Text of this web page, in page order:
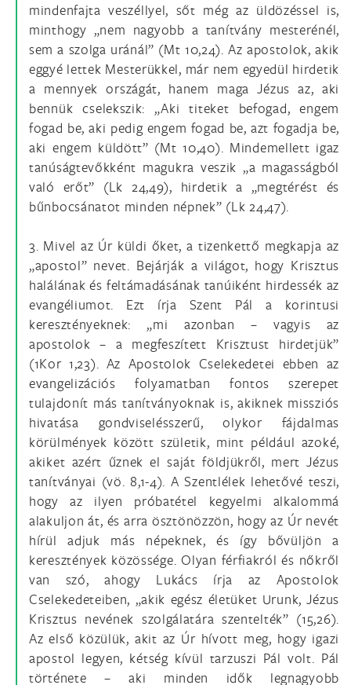
mindenfajta veszéllyel, sőt még az üldözéssel is,
minthogy „nem nagyobb a tanítvány mesterénél,
sem a szolga uránál” (Mt 10,24). Az apostolok, akik
eggyé lettek Mesterükkel, már nem egyedül hirdetik
a mennyek országát, hanem maga Jézus az, aki
bennük cselekszik: „Aki titeket befogad, engem
fogad be, aki pedig engem fogad be, azt fogadja be,
aki engem küldött” (Mt 10,40). Mindemellett igaz
tanúságtevőkként magukra veszik „a magasságból
való erőt” (Lk 24,49), hirdetik a „megtérést és
bűnbocsánatot minden népnek” (Lk 24,47).
3. Mivel az Úr küldi őket, a tizenkettő megkapja az
„apostol” nevet. Bejárják a világot, hogy Krisztus
halálának és feltámadásának tanúiként hirdessék az
evangéliumot. Ezt írja Szent Pál a korintusi
keresztényeknek: „mi azonban – vagyis az
apostolok – a megfeszített Krisztust hirdetjük”
(1Kor 1,23). Az Apostolok Cselekedetei ebben az
evangelizációs folyamatban fontos szerepet
tulajdonít más tanítványoknak is, akiknek missziós
hivatása gondviselésszerű, olykor fájdalmas
körülmények között születik, mint például azoké,
akiket azért űznek el saját földjükről, mert Jézus
tanítványai (vö. 8,1-4). A Szentlélek lehetővé teszi,
hogy az ilyen próbatétel kegyelmi alkalommá
alakuljon át, és arra ösztönözzön, hogy az Úr nevét
hírül adjuk más népeknek, és így bővüljön a
keresztények közössége. Olyan férfiakról és nőkről
van szó, ahogy Lukács írja az Apostolok
Cselekedeteiben, „akik egész életüket Urunk, Jézus
Krisztus nevének szolgálatára szentelték” (15,26).
Az első közülük, akit az Úr hívott meg, hogy igazi
apostol legyen, kétség kívül tarzuszi Pál volt. Pál
története – aki minden idők legnagyobb